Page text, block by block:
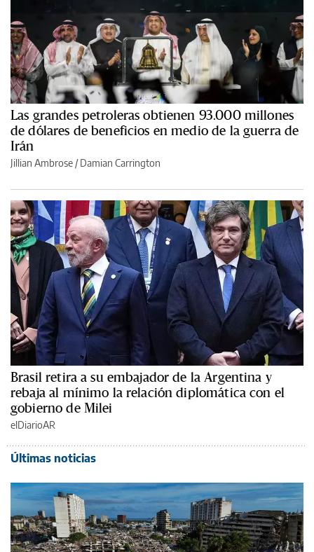
Las grandes petroleras obtienen 93.000 millones
de dólares de beneficios en medio de la guerra de
Irán
Jillian Ambrose / Damian Carrington
Brasil retira a su embajador de la Argentina y
rebaja al mínimo la relación diplomática con el
gobierno de Milei
elDiarioAR
Últimas noticias